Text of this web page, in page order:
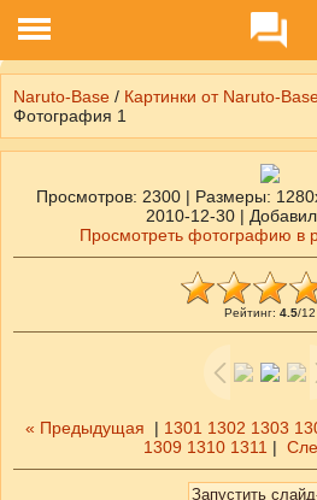
Naruto-Base / Картинки от Naruto-
Фотография 1
Просмотров: 2300 | Размеры:
2010-12-30 | Добавил
Просмотреть фотографию в
Рейтинг: 4.5/12
« Предыдущая | 1301 1302 1303
1309 1310 1311 |